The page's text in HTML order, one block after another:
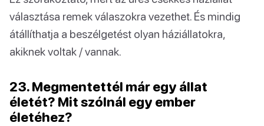
választása remek válaszokra vezethet. És mindig
átállíthatja a beszélgetést olyan háziállatokra,
akiknek voltak / vannak.
23. Megmentettél már egy állat
életét? Mit szólnál egy ember
életéhez?